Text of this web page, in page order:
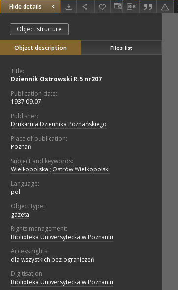
Hide details
Object structure
Object description Files list
Title:
Dziennik Ostrowski R.5 nr207
Publication date:
1937.09.07
Publisher:
Drukarnia Dziennika Poznańskiego
Place of publication:
Poznań
Subject and keywords:
Wielkopolska ; Ostrów Wielkopolski
Language:
pol
Object type:
gazeta
Rights management:
Biblioteka Uniwersytecka w Poznaniu
Access rights:
dla wszystkich bez ograniczeń
Digitisation:
Biblioteka Uniwersytecka w Poznaniu